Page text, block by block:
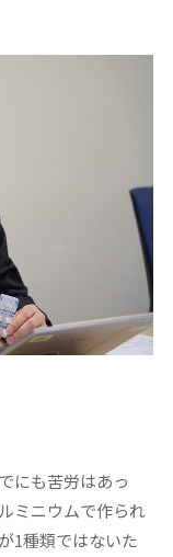
にも苦労はあっ
ミニウムで作られ
1種類ではないた